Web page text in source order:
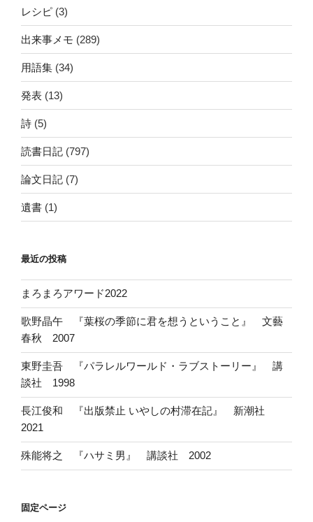
レシピ (3)
出来事メモ (289)
用語集 (34)
発表 (13)
詩 (5)
読書日記 (797)
論文日記 (7)
遺書 (1)
最近の投稿
まろまろアワード2022
歌野晶午 『葉桜の季節に君を想うということ』 文藝
春秋 2007
東野圭吾 『パラレルワールド・ラブストーリー』 講
談社 1998
長江俊和 『出版禁止 いやしの村滞在記』 新潮社
2021
殊能将之 『ハサミ男』 講談社 2002
固定ページ